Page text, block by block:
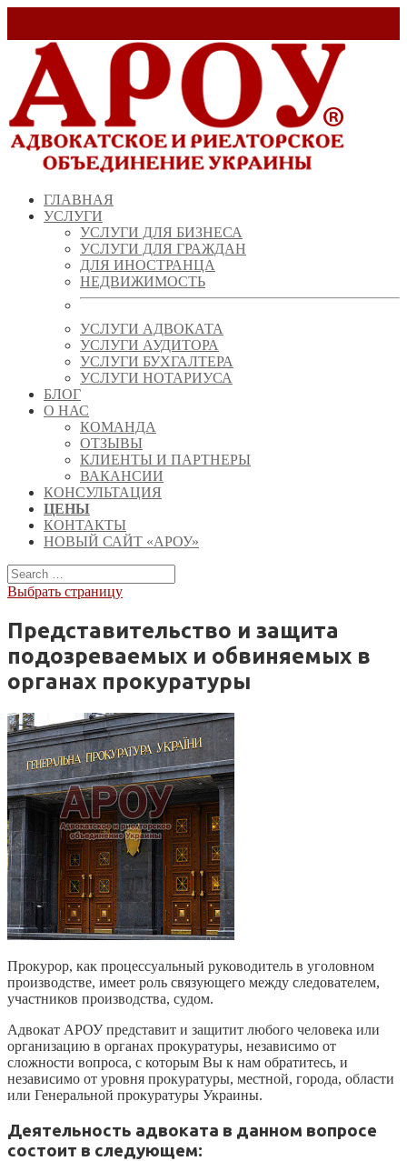
ГЛАВНАЯ
УСЛУГИ
УСЛУГИ ДЛЯ БИЗНЕСА
УСЛУГИ ДЛЯ ГРАЖДАН
ДЛЯ ИНОСТРАНЦА
НЕДВИЖИМОСТЬ
УСЛУГИ АДВОКАТА
УСЛУГИ АУДИТОРА
УСЛУГИ БУХГАЛТЕРА
УСЛУГИ НОТАРИУСА
БЛОГ
О НАС
КОМАНДА
ОТЗЫВЫ
КЛИЕНТЫ И ПАРТНЕРЫ
ВАКАНСИИ
КОНСУЛЬТАЦИЯ
ЦЕНЫ
КОНТАКТЫ
НОВЫЙ САЙТ «АРОУ»
Выбрать страницу
Представительство и защита
подозреваемых и обвиняемых в
органах прокуратуры
Прокурор, как процессуальный руководитель в уголовном
производстве, имеет роль связующего между следователем,
участников производства, судом.
Адвокат АРОУ представит и защитит любого человека или
организацию в органах прокуратуры, независимо от
сложности вопроса, с которым Вы к нам обратитесь, и
независимо от уровня прокуратуры, местной, города, области
или Генеральной прокуратуры Украины.
Деятельность адвоката в данном вопросе
состоит в следующем: